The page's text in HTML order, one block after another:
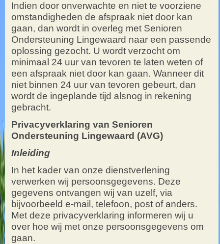
Indien door onverwachte en niet te voorziene
omstandigheden de afspraak niet door kan
gaan, dan wordt in overleg met Senioren
Ondersteuning Lingewaard naar een passende
oplossing gezocht. U wordt verzocht om
minimaal 24 uur van tevoren te laten weten of
een afspraak niet door kan gaan. Wanneer dit
niet binnen 24 uur van tevoren gebeurt, dan
wordt de ingeplande tijd alsnog in rekening
gebracht.
Privacyverklaring van Senioren
Ondersteuning Lingewaard (AVG)
Inleiding
In het kader van onze dienstverlening
verwerken wij persoonsgegevens. Deze
gegevens ontvangen wij van uzelf, via
bijvoorbeeld e-mail, telefoon, post of anders.
Met deze privacyverklaring informeren wij u
over hoe wij met onze persoonsgegevens om
gaan.